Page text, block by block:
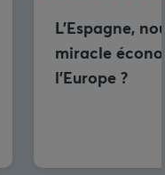
L’Espagne,
miracle
l’Europe ?